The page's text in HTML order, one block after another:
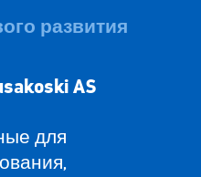
развития
koski AS
для